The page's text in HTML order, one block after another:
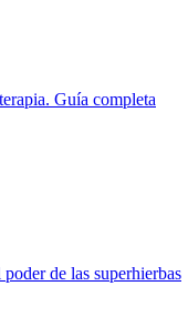
Guía completa
de las superhierbas